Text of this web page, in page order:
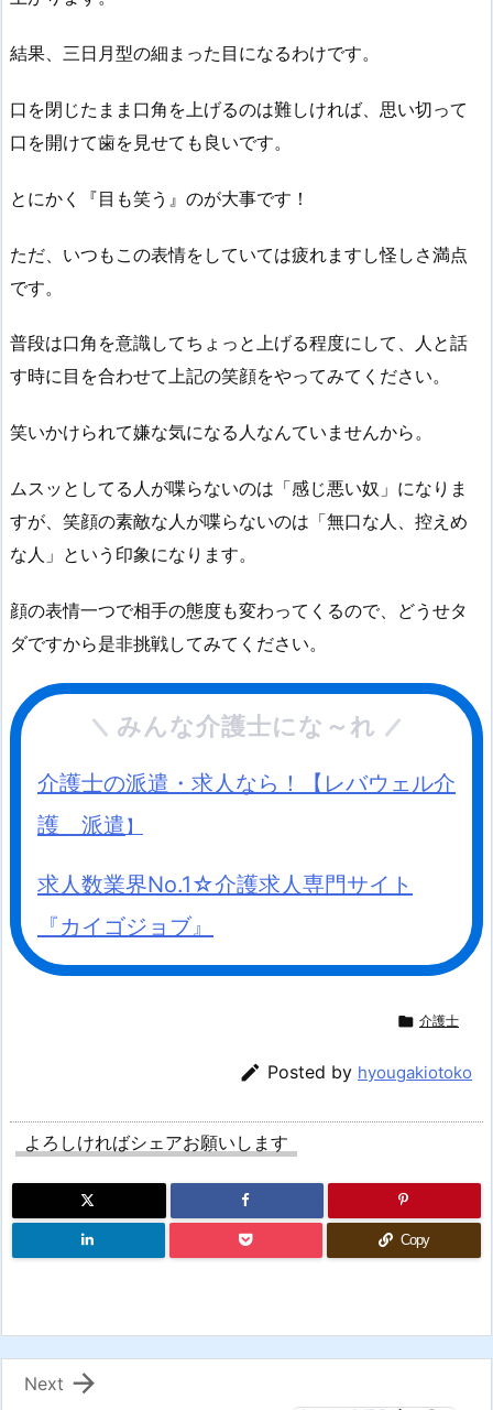
結果、三日月型の細まった目になるわけです。
口を閉じたまま口角を上げるのは難しければ、思い切って
口を開けて歯を見せても良いです。
とにかく『目も笑う』のが大事です！
ただ、いつもこの表情をしていては疲れますし怪しさ満点
です。
普段は口角を意識してちょっと上げる程度にして、人と話
す時に目を合わせて上記の笑顔をやってみてください。
笑いかけられて嫌な気になる人なんていませんから。
ムスッとしてる人が喋らないのは「感じ悪い奴」になりま
すが、笑顔の素敵な人が喋らないのは「無口な人、控えめ
な人」という印象になります。
顔の表情一つで相手の態度も変わってくるので、どうせタ
ダですから是非挑戦してみてください。
みんな介護士にな～れ
介護士の派遣・求人なら！【レバウェル介
護 派遣 】
求人数業界No.1☆介護求人専門サイト
『カイゴジョブ』
 介護士
 Posted by hyougakiotoko
よろしければシェアお願いします
Copy

Next